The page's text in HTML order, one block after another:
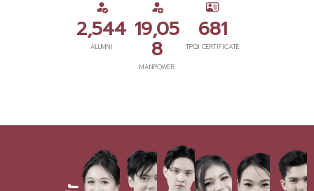
2,544
ALUMNI
19,05
8
MANPOWER
681
TPQI CERTIFICATE